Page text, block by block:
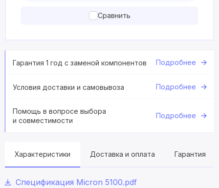
Сравнить
Гарантия 1 год с заменой компонентов Подробнее
Условия доставки и самовывоза Подробнее
Помощь в вопросе выбора
и совместимости
Подробнее
Характеристики Доставка и оплата Гарантия
Спецификация Micron 5100.pdf